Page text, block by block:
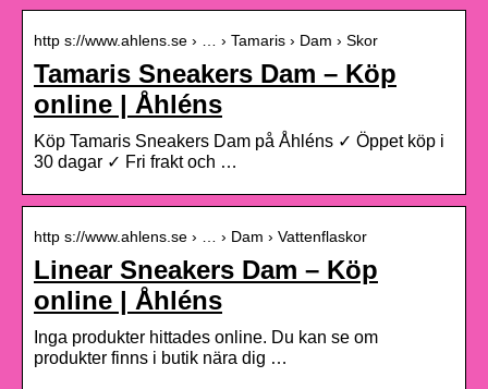
http s://www.ahlens.se › … › Tamaris › Dam › Skor
Tamaris Sneakers Dam – Köp
online | Åhléns
Köp Tamaris Sneakers Dam på Åhléns ✓ Öppet köp i
30 dagar ✓ Fri frakt och …
http s://www.ahlens.se › … › Dam › Vattenflaskor
Linear Sneakers Dam – Köp
online | Åhléns
Inga produkter hittades online. Du kan se om
produkter finns i butik nära dig …